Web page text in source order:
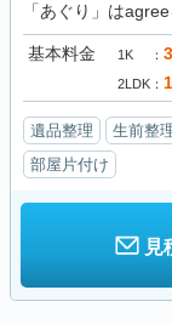
「あぐり」は
基本料金 1K
2LDK
遺品整理 生前整
部屋片付け
見